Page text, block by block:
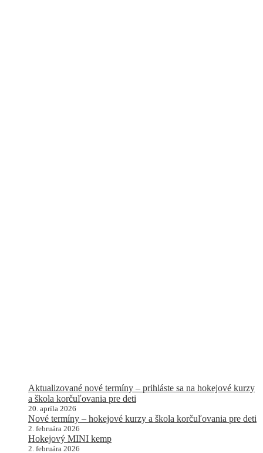
Aktualizované nové termíny – prihláste sa na hokejové kurzy
a škola korčuľovania pre deti
20. apríla 2026
Nové termíny – hokejové kurzy a škola korčuľovania pre deti
2. februára 2026
Hokejový MINI kemp
2. februára 2026